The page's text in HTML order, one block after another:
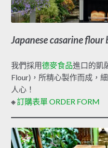
Japanese casarine flour
我們採用德麥食品進口的凱
Flour)，所精心製作而成，
人心！
※訂購表單 ORDER FORM